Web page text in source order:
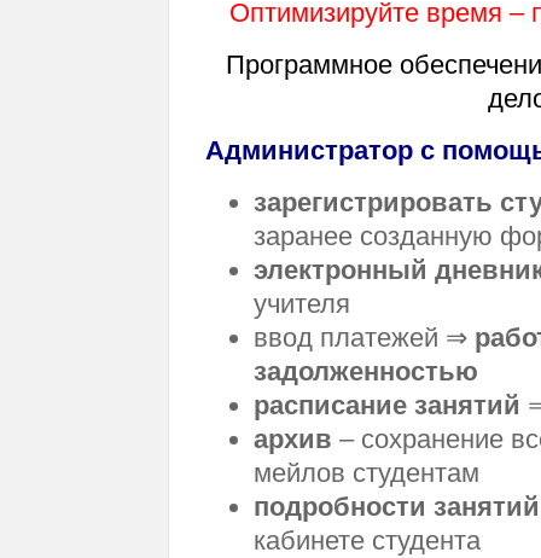
Оптимизируйте время –
Программное
Администратор с
зарегистрировать
заранее созданную
электронный
учителя
ввод платежей ⇒
задолженностью
расписание занятий
архив – сохранение
мейлов студентам
подробности занятий
кабинете студента